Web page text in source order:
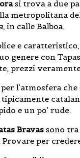
si trova a due
metropolitana
, in calle Balboa.
e
genere con
prezzi
l’atmosfera
e un po’ rude.
Bravassono tra
per